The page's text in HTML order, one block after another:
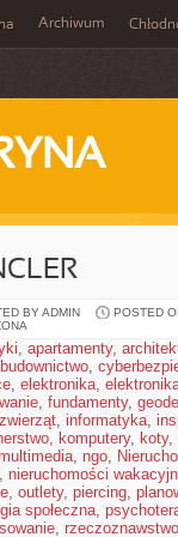
Archiwum
BY ADMIN POSTED
, apartamenty,
budownictwo,
, elektronika,
, fundamenty,
, informatyka,
, komputery, koty,
, ngo,
, nieruchomości
, outlety, piercing,
społeczna,
, rzeczoznawstwo